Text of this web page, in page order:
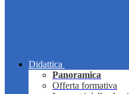
Didattica
Panoramica
Offerta formativa